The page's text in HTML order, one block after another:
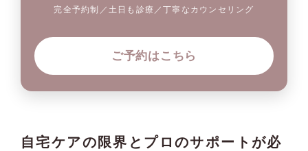
完全予約制／土日も診療／丁寧なカウンセリング
ご予約はこちら
自宅ケアの限界とプロのサポートが必